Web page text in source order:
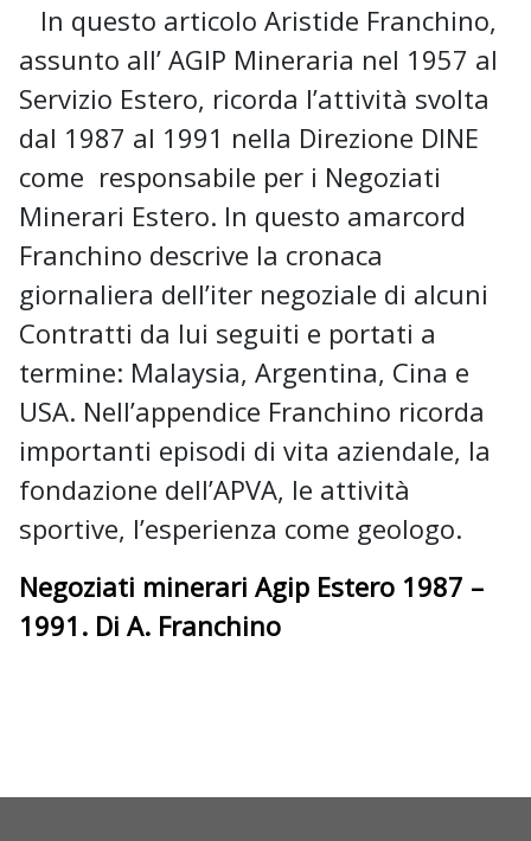
In questo articolo Aristide Franchino,
assunto all’ AGIP Mineraria nel 1957 al
Servizio Estero, ricorda l’attività svolta
dal 1987 al 1991 nella Direzione DINE
come responsabile per i Negoziati
Minerari Estero. In questo amarcord
Franchino descrive la cronaca
giornaliera dell’iter negoziale di alcuni
Contratti da lui seguiti e portati a
termine: Malaysia, Argentina, Cina e
USA. Nell’appendice Franchino ricorda
importanti episodi di vita aziendale, la
fondazione dell’APVA, le attività
sportive, l’esperienza come geologo.
Negoziati minerari Agip Estero 1987 –
1991. Di A. Franchino